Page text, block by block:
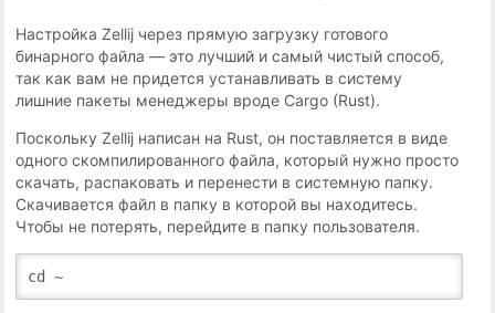
Настройка Zellij через прямую загрузку готового
бинарного файла — это лучший и самый чистый способ,
так как вам не придется устанавливать в систему
лишние пакеты менеджеры вроде Cargo (Rust).
Поскольку Zellij написан на Rust, он поставляется в виде
одного скомпилированного файла, который нужно просто
скачать, распаковать и перенести в системную папку.
Скачивается файл в папку в которой вы находитесь.
Чтобы не потерять, перейдите в папку пользователя.
cd ~